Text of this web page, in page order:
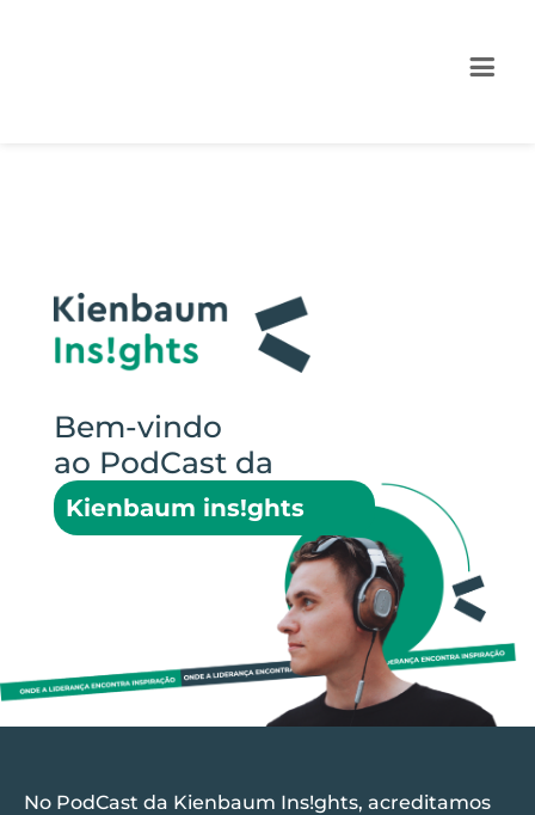
Bem-vindo
ao PodCast da
Kienbaum ins!ghts
No PodCast da Kienbaum Ins!ghts, acreditamos